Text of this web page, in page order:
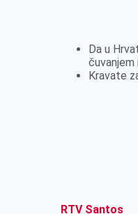
Da u
Kravate
RTV Santos